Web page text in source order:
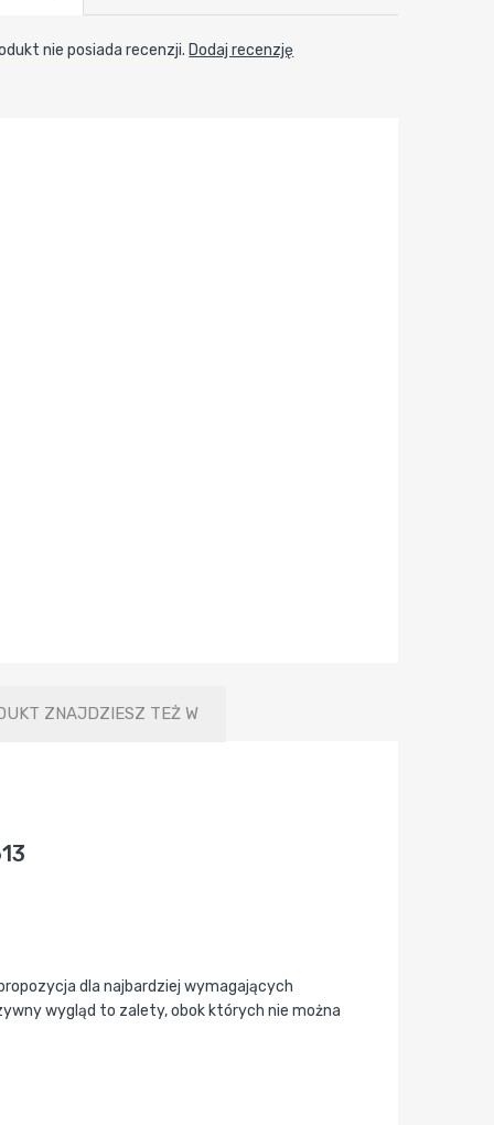
nie posiada recenzji. Dodaj recenzję
ZNAJDZIESZ TEŻ W
dla najbardziej wymagających
wygląd to zalety, obok których nie można